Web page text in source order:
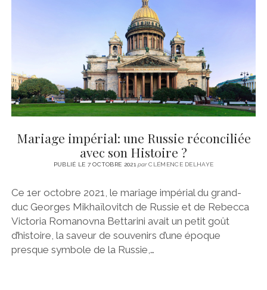
Mariage impérial: une Russie réconciliée
avec son Histoire ?
PUBLIÉ LE 7 OCTOBRE 2021parCLÉMENCE DELHAYE
Ce 1er octobre 2021, le mariage impérial du grand-
duc Georges Mikhaïlovitch de Russie et de Rebecca
Victoria Romanovna Bettarini avait un petit goût
d’histoire, la saveur de souvenirs d’une époque
presque symbole de la Russie,…